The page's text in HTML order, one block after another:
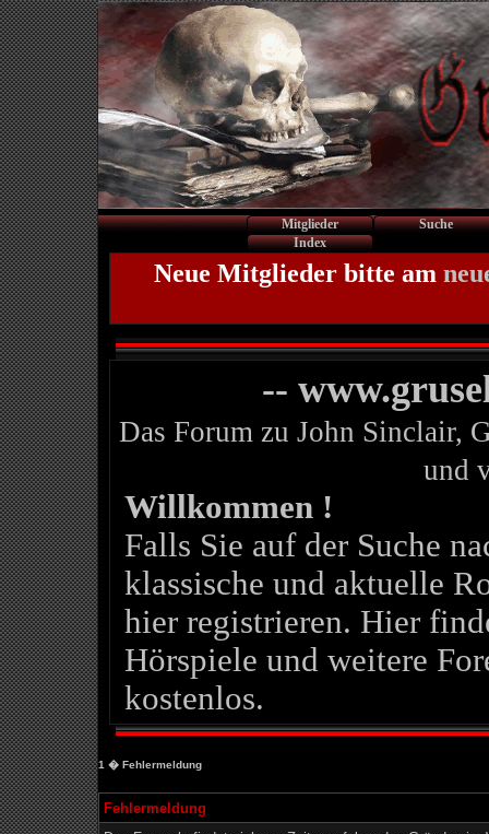
Mitglieder
Suche
Index
Neue Mitglieder bitte am
--
Das Forum zu John Sinclair,
und
Willkommen !
Falls Sie auf der Suche
klassische und aktuelle
hier registrieren. Hier
Hörspiele und weitere
kostenlos.
1 � Fehlermeldung
Fehlermeldung